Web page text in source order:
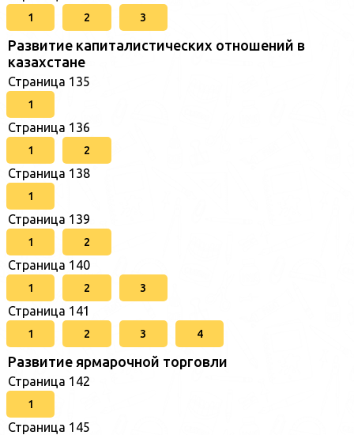
1 2 3
Развитие капиталистических отношений в
казахстане
Страница 135
1
Страница 136
1 2
Страница 138
1
Страница 139
1 2
Страница 140
1 2 3
Страница 141
1 2 3 4
Развитие ярмарочной торговли
Страница 142
1
Страница 145